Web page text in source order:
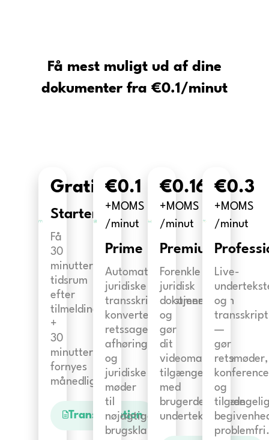
Få mest muligt ud af dine
dokumenter fra €0.1/minut
Gratis
Starter
Få
30
minutters
tidsrum
efter
tilmelding
+
30
minutter
fornyes
månedligt.
Transskription
€0.1
+MOMS
/minut
Prime
Automatiske
juridiske
transskriptionstjenester:
konverter
retssager,
afhøringer
og
juridiske
møder
til
nøjagtige,
brugsklare
€0.16
+MOMS
/minut
Premium
Forenkle
juridisk
dokumentation
og
gør
dit
videomateriale
tilgængeligt
med
brugerdefinerede
undertekster.
€0.3
+MOMS
/minut
Live-
og
—
gør
retsmøder,
og
problemfri.